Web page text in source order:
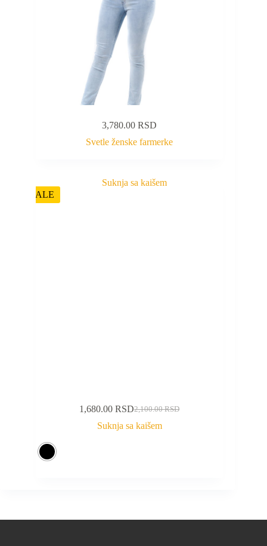
3,780.00RSD
Svetle ženske farmerke
SALE
2,100.00RSD
Originalna
cena
1,680.00RSDTrenutna
cena
Suknja sa kaišem